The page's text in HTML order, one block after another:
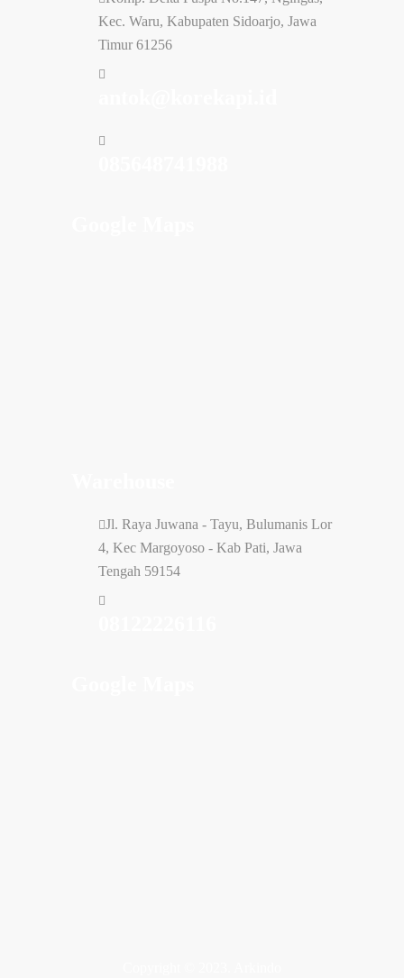
Kec. Waru, Kabupaten Sidoarjo, Jawa
Timur 61256
Jl. Raya Juwana - Tayu, Bulumanis Lor
4, Kec Margoyoso - Kab Pati, Jawa
Tengah 59154